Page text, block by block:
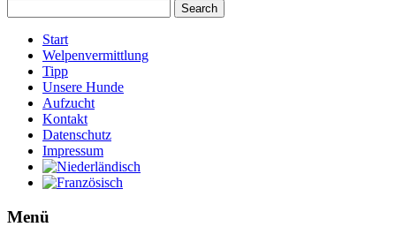
Start
Welpenvermittlung
Tipp
Unsere Hunde
Aufzucht
Kontakt
Datenschutz
Impressum
Menü